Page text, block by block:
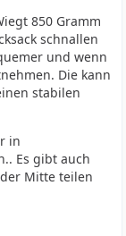
850 Gramm
schnallen
und wenn
Die kann
stabilen
in
Es gibt auch
Mitte teilen